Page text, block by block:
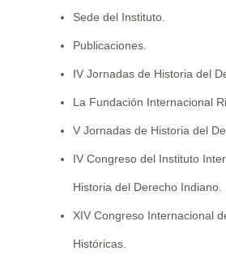
Sede del Instituto.
Publicaciones.
IV Jornadas de Historia del
La Fundación Internacional
V Jornadas de Historia del
IV Congreso del Instituto
Historia del Derecho Indiano.
XIV Congreso Internacional
Históricas.